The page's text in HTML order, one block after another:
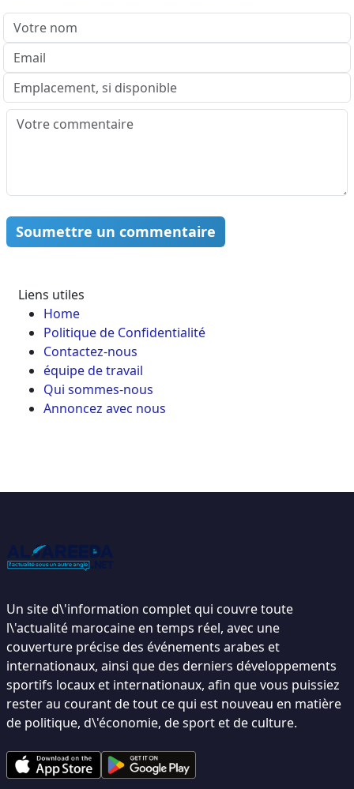
Soumettre un commentaire
Liens utiles
Home
Politique de Confidentialité
Contactez-nous
équipe de travail
Qui sommes-nous
Annoncez avec nous
Un site d\'information complet qui couvre toute
l\'actualité marocaine en temps réel, avec une
couverture précise des événements arabes et
internationaux, ainsi que des derniers développements
sportifs locaux et internationaux, afin que vous puissiez
rester au courant de tout ce qui est nouveau en matière
de politique, d\'économie, de sport et de culture.